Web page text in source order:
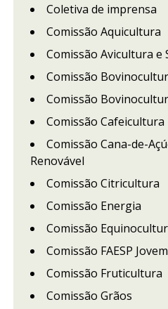
Coletiva de imprensa
Comissão Aquicultura
Comissão Avicultura e
Comissão
Comissão
Comissão Cafeicultura
Comissão Cana-de-
Renovável
Comissão Citricultura
Comissão Energia
Comissão
Comissão FAESP Jovem
Comissão Fruticultura
Comissão Grãos